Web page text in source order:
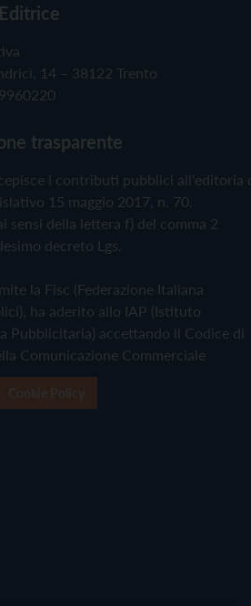
14 – 38122 Trento
trasparente
i contributi pubblici all'editoria
15 maggio 2017, n. 70.
sensi della lettera f) del comma 2
decreto Lgs.
la Fisc (Federazione Italiana
ha aderito allo IAP (Istituto
Pubblicitaria) accettando il Codice di
Comunicazione Commerciale